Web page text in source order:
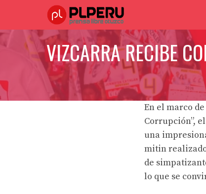
contenido
VIZCARRA RECIBE
En el marco
Corrupción”,
una
mitin
de
lo que se